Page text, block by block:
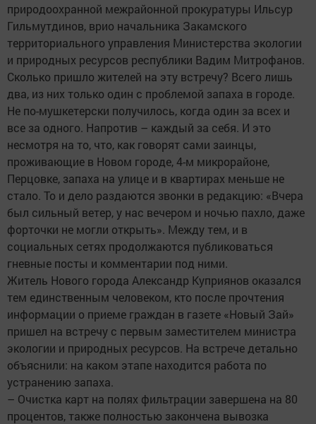
природоохранной межрайонной прокуратуры Ильсур
Гильмутдинов, врио начальника Закамского
территориального управления Министерства экологии
и природных ресурсов республики Вадим Митрофанов.
Сколько пришло жителей на эту встречу? Всего лишь
два, из них только один с проблемой запаха в городе.
Не по-мушкетерски получилось, когда один за всех и
все за одного. Напротив – каждый за себя. И это
несмотря на то, что, как говорят сами заинцы,
проживающие в Новом городе, 4-м микрорайоне,
Перцовке, запаха на улице и в квартирах меньше не
стало. То и дело раздаются звонки в редакцию: «Вчера
был сильный ветер, у нас вечером и ночью пахло, даже
форточки не могли открыть». Между тем, и в
социальных сетях продолжаются публиковаться
гневные посты и комментарии под ними.
Житель Нового города Александр Куприянов оказался
тем единственным человеком, кто после прочтения
информации о приеме граждан в газете «Новый Зай»
пришел на встречу с первым заместителем министра
экологии и природных ресурсов. На встрече детально
объяснили: на каком этапе находится работа по
устранению запаха.
– Очистка карт на полях фильтрации завершена на 80
процентов, также полностью закончена вывозка